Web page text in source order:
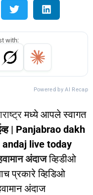
with:
Powered by AI Recap
मध्ये आपले स्वागत
| Panjabrao dakh
andaj live today
अंदाजव्हिडीओ
प्रकारे व्हिडिओ
अंदाज